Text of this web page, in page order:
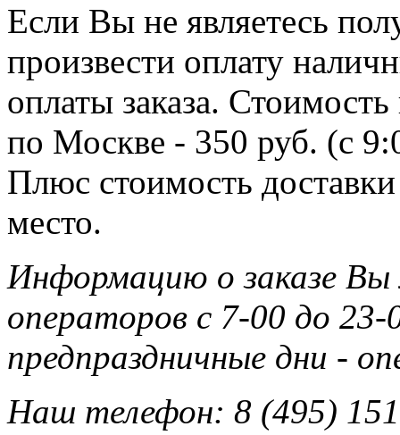
Если Вы не являетесь
произвести оплату
оплаты заказа.
по Москве - 350 руб. (с
Плюс стоимость
место.
Информацию о заказе
операторов с 7-00 до 23-
предпраздничные дни -
Наш телефон: 8 (495)